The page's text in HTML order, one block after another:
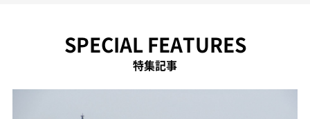
SPECIAL FEATURES
特集記事